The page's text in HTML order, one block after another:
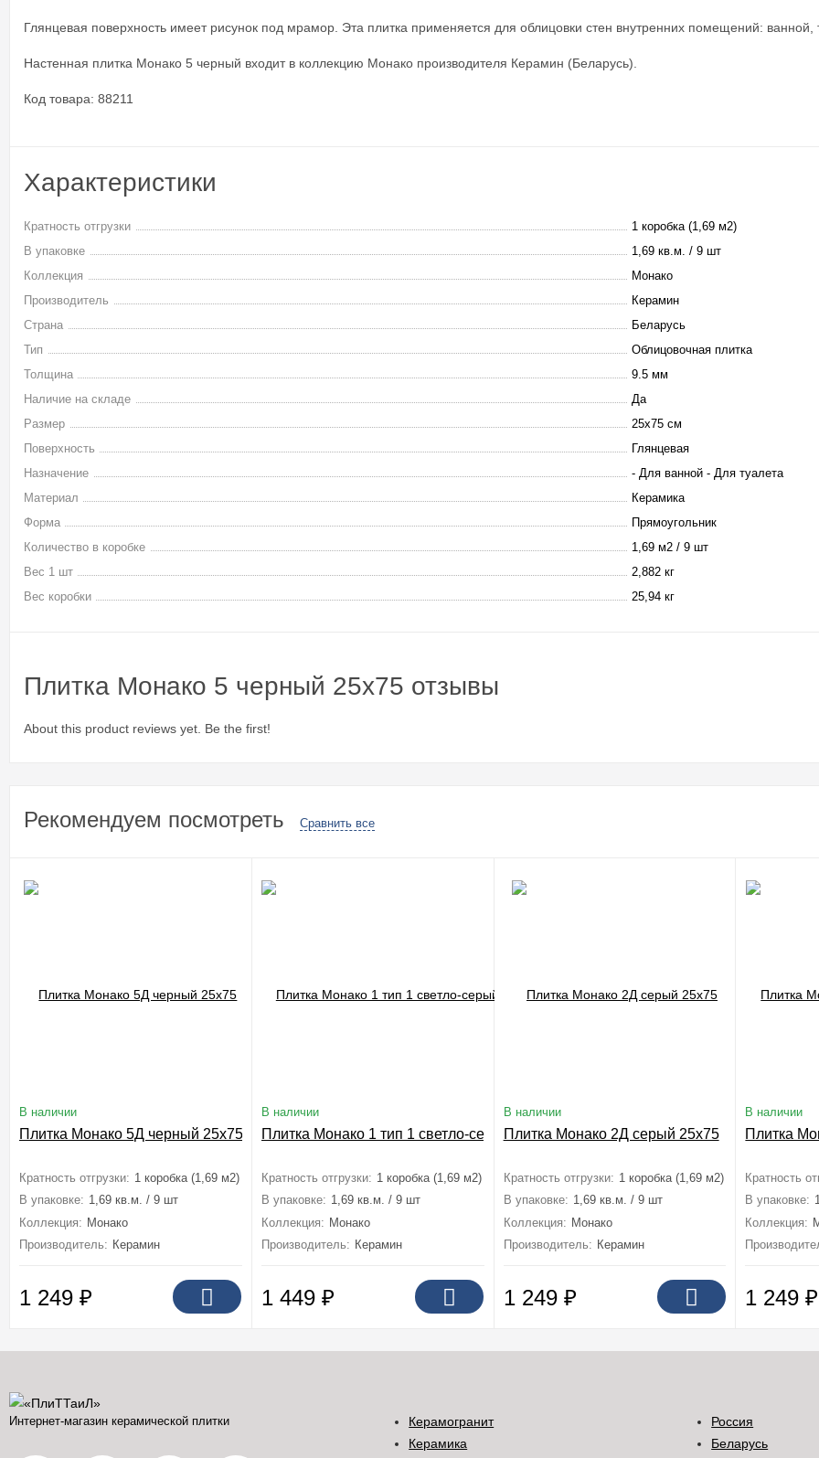
Глянцевая поверхность имеет рисунок под мрамор. Эта плитка применяется для облицовки стен внутренних помещений: ванной,
Настенная плитка Монако 5 черный входит в коллекцию Монако производителя Керамин (Беларусь).
Код товара: 88211
Характеристики
Кратность отгрузки
1 коробка (1,69 м2)
В упаковке
1,69 кв.м. / 9 шт
Коллекция
Монако
Производитель
Керамин
Страна
Беларусь
Тип
Облицовочная плитка
Толщина
9.5 мм
Наличие на складе
Да
Размер
25х75 см
Поверхность
Глянцевая
Назначение
- Для ванной - Для туалета
Материал
Керамика
Форма
Прямоугольник
Количество в коробке
1,69 м2 / 9 шт
Вес 1 шт
2,882 кг
Вес коробки
25,94 кг
Плитка Монако 5 черный 25x75 отзывы
About this product reviews yet. Be the first!
Рекомендуем посмотреть Сравнить все
В наличии
Плитка Монако 5Д черный 25x75
Кратность отгрузки: 1 коробка (1,69 м2)
В упаковке: 1,69 кв.м. / 9 шт
Коллекция: Монако
Производитель: Керамин
1 249 ₽
В наличии
Плитка Монако 1 тип 1 светло-серый 25x75
Кратность отгрузки: 1 коробка (1,69 м2)
В упаковке: 1,69 кв.м. / 9 шт
Коллекция: Монако
Производитель: Керамин
1 449 ₽
В наличии
Плитка Монако 2Д серый 25x75
Кратность отгрузки: 1 коробка (1,69 м2)
В упаковке: 1,69 кв.м. / 9 шт
Коллекция: Монако
Производитель: Керамин
1 249 ₽
В наличии
Плитка
Кратность
В упаковке:
Коллекция:
1 249₽
Интернет-магазин керамической плитки
Керамогранит
Керамика
Россия
Беларусь